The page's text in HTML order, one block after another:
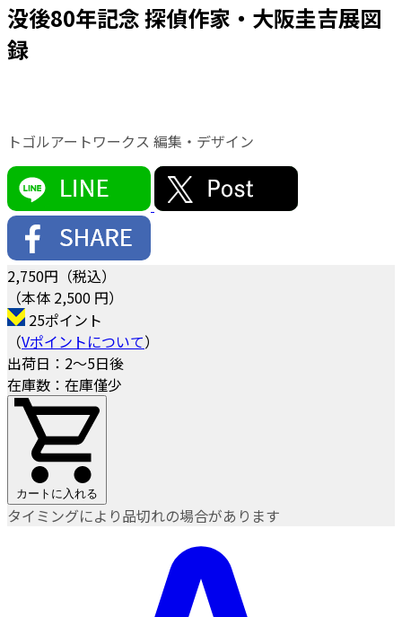
没後80年記念 探偵作家・大阪圭吉展図
録
トゴルアートワークス 編集・デザイン
2,750円（税込）
（本体 2,500 円）
25ポイント
（Vポイントについて）
出荷日：2～5日後
在庫数：在庫僅少
カートに入れる
タイミングにより品切れの場合があります